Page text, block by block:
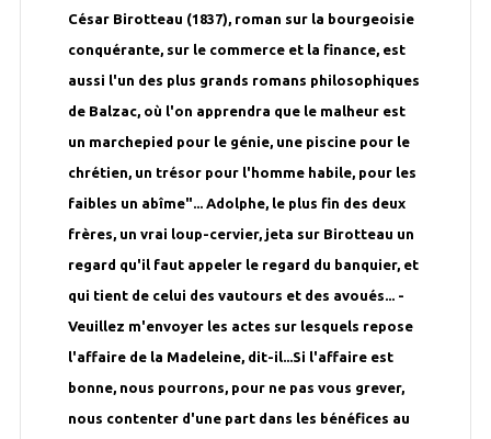
César Birotteau (1837), roman sur la bourgeoisie
conquérante, sur le commerce et la finance, est
aussi l'un des plus grands romans philosophiques
de Balzac, où l'on apprendra que le malheur est
un marchepied pour le génie, une piscine pour le
chrétien, un trésor pour l'homme habile, pour les
faibles un abîme"... Adolphe, le plus fin des deux
frères, un vrai loup-cervier, jeta sur Birotteau un
regard qu'il faut appeler le regard du banquier, et
qui tient de celui des vautours et des avoués... -
Veuillez m'envoyer les actes sur lesquels repose
l'affaire de la Madeleine, dit-il...Si l'affaire est
bonne, nous pourrons, pour ne pas vous grever,
nous contenter d'une part dans les bénéfices au